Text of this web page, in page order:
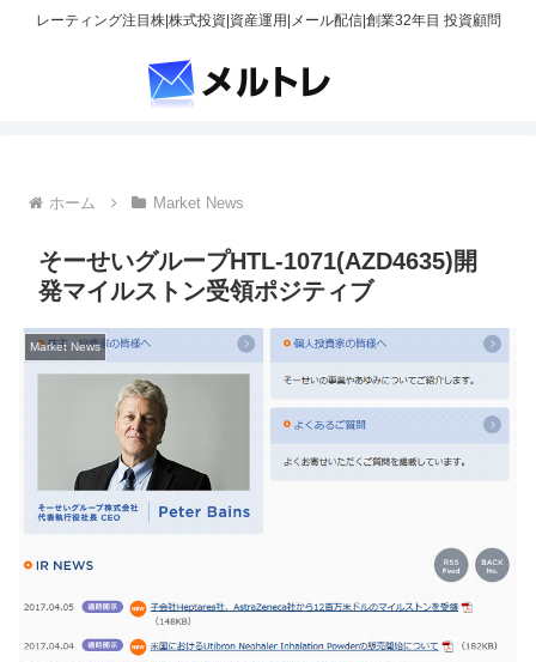
レーティング注目株|株式投資|資産運用|メール配信|創業32年目 投資顧問
ホーム Market News
そーせいグループHTL-1071(AZD4635)開
発マイルストン受領ポジティブ
Market News